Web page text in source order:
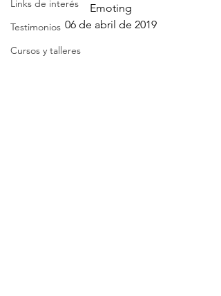
Links de interés
Testimonios
Cursos y talleres
Emoting
06 de abril de 2019